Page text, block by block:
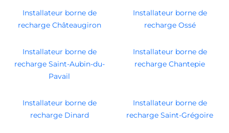
Installateur borne de
recharge Châteaugiron
Installateur borne de
recharge Ossé
Installateur borne de
recharge Saint-Aubin-du-
Pavail
Installateur borne de
recharge Chantepie
Installateur borne de
recharge Dinard
Installateur borne de
recharge Saint-Grégoire